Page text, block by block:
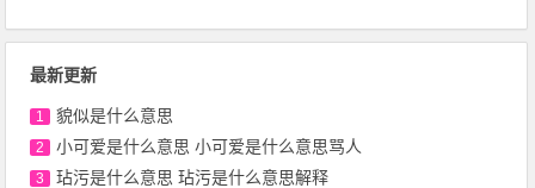
最新更新
1 貌似是什么意思
2 小可爱是什么意思 小可爱是什么意思骂人
3 玷污是什么意思 玷污是什么意思解释